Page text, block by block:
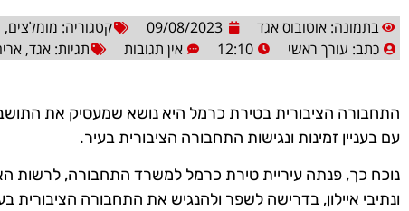
בתמונה: אוטובוס אגד 09/08/2023 קטגוריה: מומלצים,
כתב: עורך ראשי 12:10 אין תגובות תגיות: אגד,
התחבורה הציבורית בטירת כרמל היא נושא שמעסיק את
עם בעניין זמינות ונגישות התחבורה הציבורית בעיר.
נוכח כך, פנתה עיריית טירת כרמל למשרד התחבורה, לרשות
ונתיבי איילון, בדרישה לשפר ולהנגיש את התחבורה הציבורית